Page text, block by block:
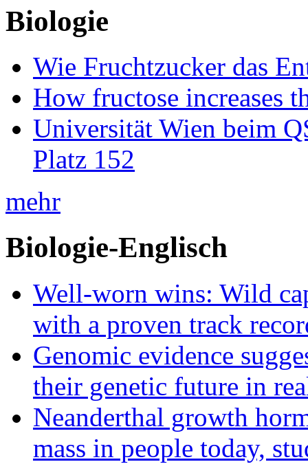
Biologie
Wie Fruchtzucker das
How fructose increases
Universität Wien beim
Platz 152
mehr
Biologie-Englisch
Well-worn wins: Wild
with a proven track
Genomic evidence
their genetic future in
Neanderthal growth
mass in people today,